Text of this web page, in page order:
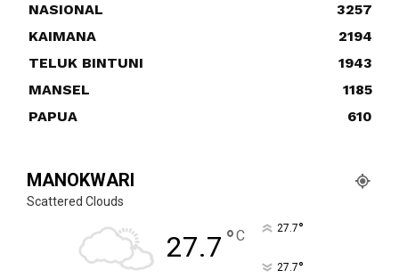
NASIONAL
3257
KAIMANA
2194
TELUK BINTUNI
1943
MANSEL
1185
PAPUA
610
MANOKWARI
Scattered Clouds
27.7 °C 27.7°
27.7°